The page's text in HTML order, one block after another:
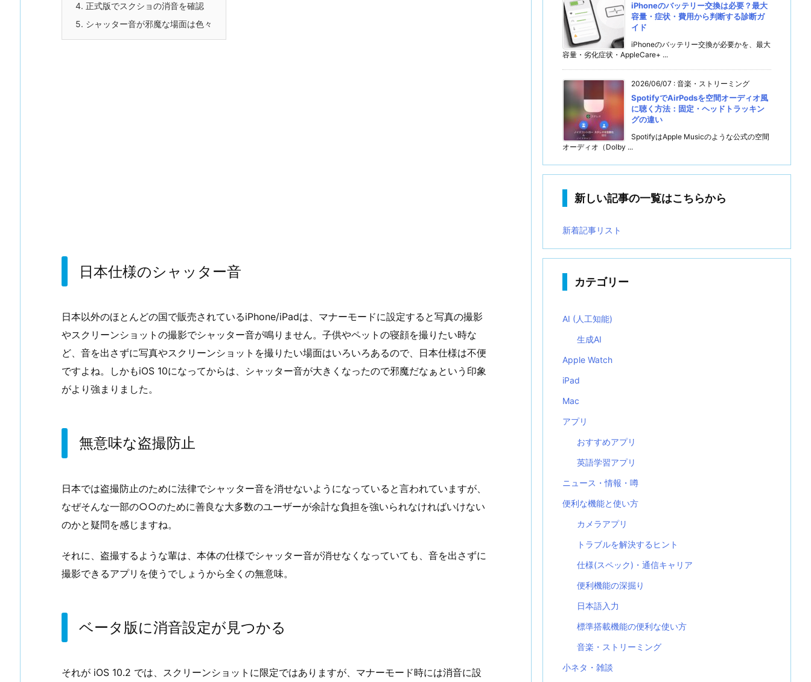
4. 正式版でスクショの消音を確認
5. シャッター音が邪魔な場面は色々
日本仕様のシャッター音
日本以外のほとんどの国で販売されているiPhone/iPadは、マナーモードに設定すると写真の撮影
やスクリーンショットの撮影でシャッター音が鳴りません。子供やペットの寝顔を撮りたい時な
ど、音を出さずに写真やスクリーンショットを撮りたい場面はいろいろあるので、日本仕様は不便
ですよね。しかもiOS 10になってからは、シャッター音が大きくなったので邪魔だなぁという印象
がより強まりました。
無意味な盗撮防止
日本では盗撮防止のために法律でシャッター音を消せないようになっていると言われていますが、
なぜそんな一部の○○のために善良な大多数のユーザーが余計な負担を強いられなければいけない
のかと疑問を感じますね。
それに、盗撮するような輩は、本体の仕様でシャッター音が消せなくなっていても、音を出さずに
撮影できるアプリを使うでしょうから全くの無意味。
ベータ版に消音設定が見つかる
それが iOS 10.2 では、スクリーンショットに限定ではありますが、マナーモード時には消音に設
iPhoneのバッテリー交換は必要？最大
容量・症状・費用から判断する診断ガ
イド
iPhoneのバッテリー交換が必要かを、最大
容量・劣化症状・AppleCare+ ...
2026/06/07 : 音楽・ストリーミング
SpotifyでAirPodsを空間オーディオ風
に聴く方法：固定・ヘッドトラッキン
グの違い
SpotifyはApple Musicのような公式の空間
オーディオ（Dolby ...
新しい記事の一覧はこちらから
新着記事リスト
カテゴリー
AI (人工知能)
生成AI
Apple Watch
iPad
Mac
アプリ
おすすめアプリ
英語学習アプリ
ニュース・情報・噂
便利な機能と使い方
カメラアプリ
トラブルを解決するヒント
仕様(スペック)・通信キャリア
便利機能の深掘り
日本語入力
標準搭載機能の便利な使い方
音楽・ストリーミング
小ネタ・雑談